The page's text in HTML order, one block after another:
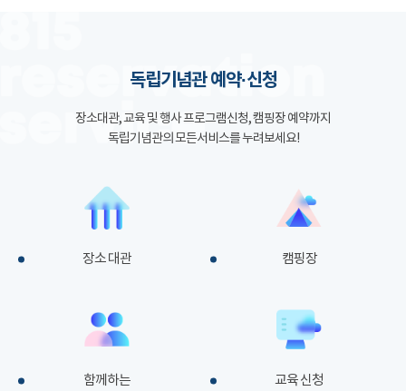
독립기념관 예약·신청
장소대관, 교육 및 행사 프로그램신청, 캠핑장 예약까지
독립기념관의 모든서비스를 누려보세요!
장소 대관 캠핑장
함께하는
교육 신청